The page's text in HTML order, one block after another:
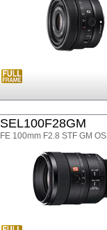
SEL100F28GM
FE 100mm F2.8 STF GM